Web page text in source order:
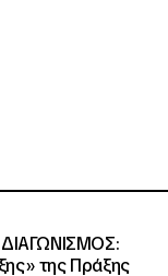
της Πράξης